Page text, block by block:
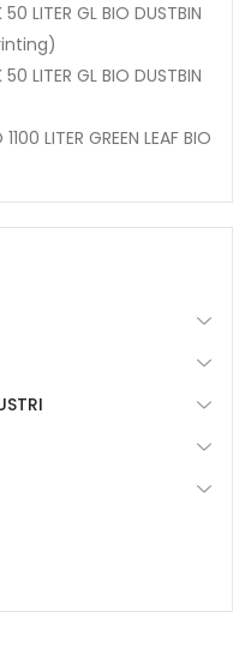
LITER GL BIO DUSTBIN
LITER GL BIO DUSTBIN
LITER GREEN LEAF BIO